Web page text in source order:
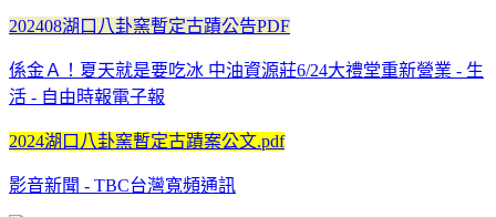
202408湖口八卦窯暫定古蹟公告PDF
係金Ａ！夏天就是要吃冰 中油資源莊6/24大禮堂重新營業 - 生
活 - 自由時報電子報
2024湖口八卦窯暫定古蹟案公文.pdf
影音新聞 - TBC台灣寬頻通訊